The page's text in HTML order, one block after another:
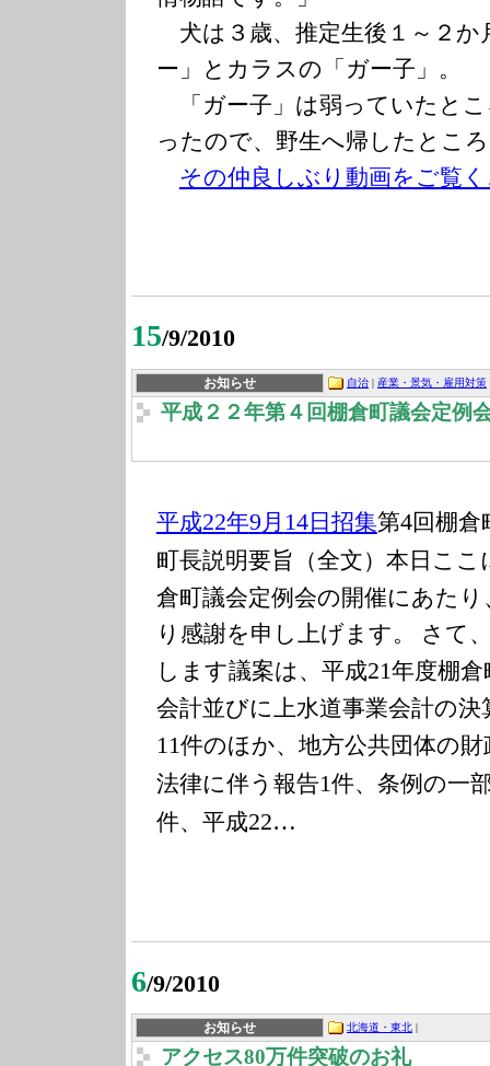
犬は３歳、推定生後１～２か
ー」とカラスの「ガー子」。
「ガー子」は弱っていたと
ったので、野生へ帰したとこ
その仲良しぶり動画をご覧
15/9/2010
お知らせ 自治 | 産業・景気・雇用対策
平成２２年第４回棚倉町議会定例
平成22年9月 14日招集第4回棚倉
町長説明要旨（全文） 本日ここ
倉町議会定例会の開催にあた
り感謝を申し上げます。
さて
します議案は、平成21年度棚
会計並びに上水道事業会計の
11件のほか、地方公共団体の
法律に伴う報告1件、条例の一
件、平成22…
6/9/2010
お知らせ 北海道・東北 |
アクセス80万件突破のお礼